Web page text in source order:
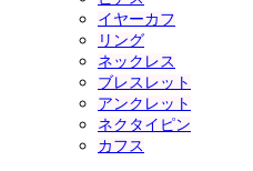
イヤーカフ
リング
ネックレス
ブレスレット
アンクレット
ネクタイピン
カフス